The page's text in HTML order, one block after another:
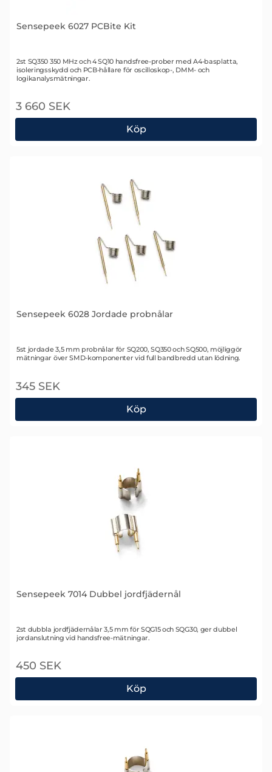
Sensepeek 6027 PCBite Kit
Art. nr 2511
2st SQ350 350 MHz och 4 SQ10 handsfree-prober med A4-basplatta,
isoleringsskydd och PCB-hållare för oscilloskop-, DMM- och
logikanalysmätningar.
3 660 SEK
Köp
Sensepeek 6027 PCBite Kit
Sensepeek 6028 Jordade probnålar
Art. nr 2531
5st jordade 3,5 mm probnålar för SQ200, SQ350 och SQ500, möjliggör
mätningar över SMD-komponenter vid full bandbredd utan lödning.
345 SEK
Köp
Sensepeek 6028 Jordade probnålar
Sensepeek 7014 Dubbel jordfjädernål
Art. nr 2755
2st dubbla jordfjädernålar 3,5 mm för SQG15 och SQG30, ger dubbel
jordanslutning vid handsfree-mätningar.
450 SEK
Köp
Sensepeek 7014 Dubbel jordfjädernål